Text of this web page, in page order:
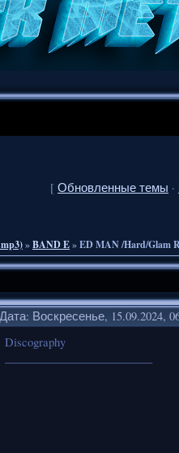
[ Обновленные темы ·
»BAND E»ED MAN /Hard/Glam
Дата: Воскресенье, 15.09.2024,
Discography